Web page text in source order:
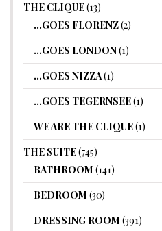
THE CLIQUE(13)
…GOES FLORENZ(2)
…GOES LONDON(1)
…GOES NIZZA(1)
…GOES TEGERNSEE(1)
WE ARE THE CLIQUE(1)
THE SUITE(745)
BATHROOM (141)
BEDROOM (30)
DRESSING ROOM (391)